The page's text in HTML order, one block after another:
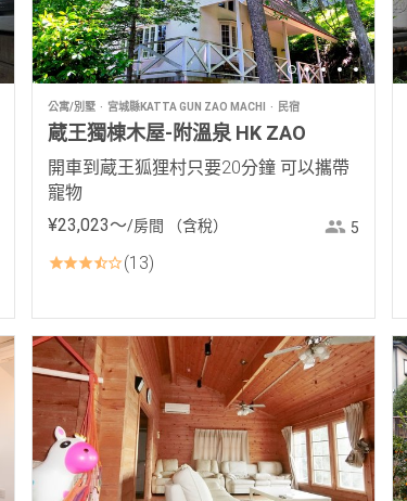
公寓/別墅 宮城縣KATTA GUN ZAO MACHI 民宿
蔵王獨棟木屋-附溫泉 HK ZAO
開車到蔵王狐狸村只要20分鐘 可以攜帶
寵物
¥23,023〜/房間 （含稅） 5
13